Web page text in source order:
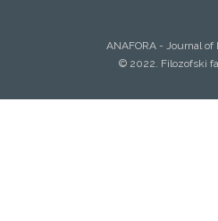
ANAFORA - Journal
© 2022. Filozofski